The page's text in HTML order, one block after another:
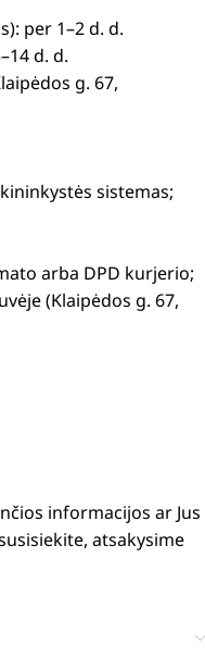
per 1–2 d. d.
d. d.
g. 67,
sistemas;
arba DPD kurjerio;
(Klaipėdos g. 67,
informacijos ar Jus
atsakysime